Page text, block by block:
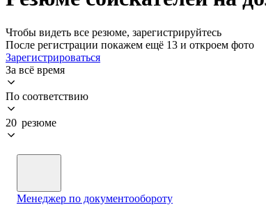
Чтобы видеть все резюме, зарегистрируйтесь
После регистрации покажем ещё 13 и откроем фото
Зарегистрироваться
За всё время
По соответствию
20 резюме
Менеджер по документообороту